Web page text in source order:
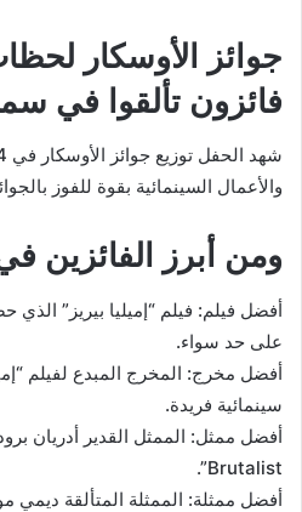
جوائز الأوسكار
فائزون تألقوا في
والأعمال السينمائية بقوة للفوز
ومن أبرز الفائزين
أفضل فيلم: فيلم “إميليا بيريز” الذي
على حد سواء.
أفضل مخرج: المخرج المبدع لفيلم
سينمائية فريدة.
Brutalist”.